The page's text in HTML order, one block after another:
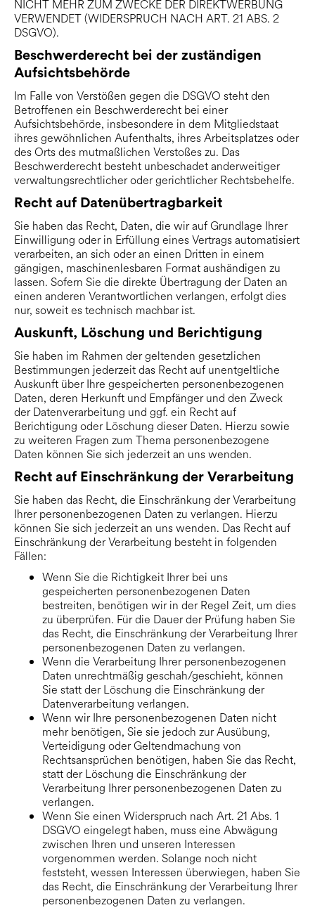
NICHT MEHR ZUM ZWECKE DER DIREKTWERBUNG
VERWENDET (WIDERSPRUCH NACH ART. 21 ABS. 2
DSGVO).
Beschwerde­recht bei der zuständigen
Aufsichts­behörde
Im Falle von Verstößen gegen die DSGVO steht den
Betroffenen ein Beschwerderecht bei einer
Aufsichtsbehörde, insbesondere in dem Mitgliedstaat
ihres gewöhnlichen Aufenthalts, ihres Arbeitsplatzes oder
des Orts des mutmaßlichen Verstoßes zu. Das
Beschwerderecht besteht unbeschadet anderweitiger
verwaltungsrechtlicher oder gerichtlicher Rechtsbehelfe.
Recht auf Daten­übertrag­barkeit
Sie haben das Recht, Daten, die wir auf Grundlage Ihrer
Einwilligung oder in Erfüllung eines Vertrags automatisiert
verarbeiten, an sich oder an einen Dritten in einem
gängigen, maschinenlesbaren Format aushändigen zu
lassen. Sofern Sie die direkte Übertragung der Daten an
einen anderen Verantwortlichen verlangen, erfolgt dies
nur, soweit es technisch machbar ist.
Auskunft, Löschung und Berichtigung
Sie haben im Rahmen der geltenden gesetzlichen
Bestimmungen jederzeit das Recht auf unentgeltliche
Auskunft über Ihre gespeicherten personenbezogenen
Daten, deren Herkunft und Empfänger und den Zweck
der Datenverarbeitung und ggf. ein Recht auf
Berichtigung oder Löschung dieser Daten. Hierzu sowie
zu weiteren Fragen zum Thema personenbezogene
Daten können Sie sich jederzeit an uns wenden.
Recht auf Einschränkung der Verarbeitung
Sie haben das Recht, die Einschränkung der Verarbeitung
Ihrer personenbezogenen Daten zu verlangen. Hierzu
können Sie sich jederzeit an uns wenden. Das Recht auf
Einschränkung der Verarbeitung besteht in folgenden
Fällen:
Wenn Sie die Richtigkeit Ihrer bei uns
gespeicherten personenbezogenen Daten
bestreiten, benötigen wir in der Regel Zeit, um dies
zu überprüfen. Für die Dauer der Prüfung haben Sie
das Recht, die Einschränkung der Verarbeitung Ihrer
personenbezogenen Daten zu verlangen.
Wenn die Verarbeitung Ihrer personenbezogenen
Daten unrechtmäßig geschah/geschieht, können
Sie statt der Löschung die Einschränkung der
Datenverarbeitung verlangen.
Wenn wir Ihre personenbezogenen Daten nicht
mehr benötigen, Sie sie jedoch zur Ausübung,
Verteidigung oder Geltendmachung von
Rechtsansprüchen benötigen, haben Sie das Recht,
statt der Löschung die Einschränkung der
Verarbeitung Ihrer personenbezogenen Daten zu
verlangen.
Wenn Sie einen Widerspruch nach Art. 21 Abs. 1
DSGVO eingelegt haben, muss eine Abwägung
zwischen Ihren und unseren Interessen
vorgenommen werden. Solange noch nicht
feststeht, wessen Interessen überwiegen, haben Sie
das Recht, die Einschränkung der Verarbeitung Ihrer
personenbezogenen Daten zu verlangen.